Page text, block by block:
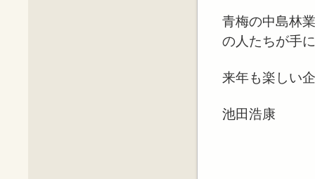
青梅の中島林
の人たちが手
来年も楽しい
池田浩康